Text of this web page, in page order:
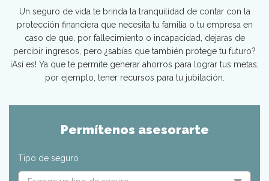
Un seguro de vida te brinda la tranquilidad de contar con la
protección financiera que necesita tu familia o tu empresa en
caso de que, por fallecimiento o incapacidad, dejaras de
percibir ingresos, pero ¿sabías que también protege tu futuro?
¡Así es! Ya que te permite generar ahorros para lograr tus metas,
por ejemplo, tener recursos para tu jubilación.
Permítenos asesorarte
Tipo de seguro